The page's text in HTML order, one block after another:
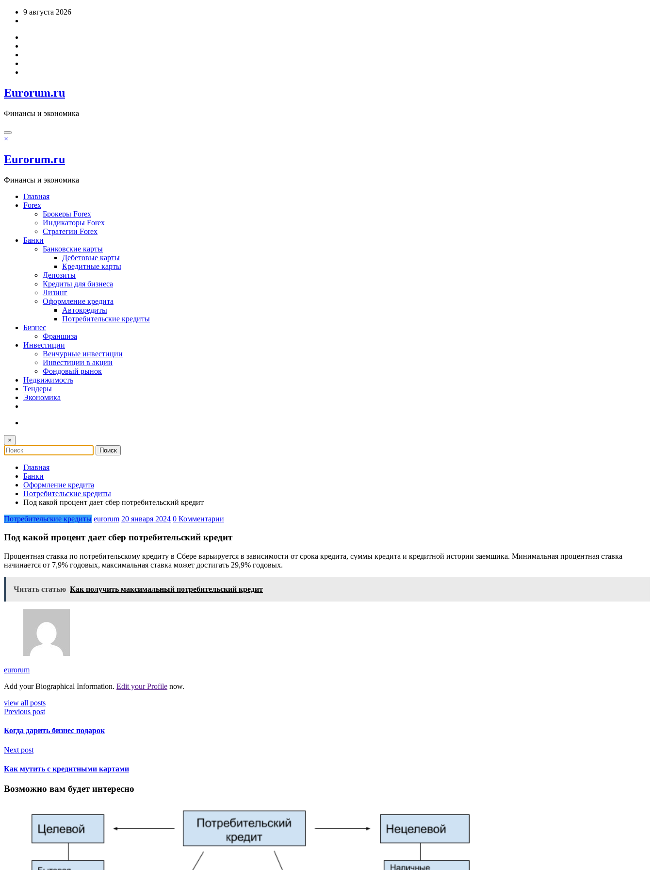
Перейти9 августа 2026
Eurorum.ru
Финансы и экономика
×
Eurorum.ru
Финансы и экономика
Главная
Forex
Брокеры Forex
Индикаторы Forex
Стратегии Forex
Банки
Банковские карты
Дебетовые карты
Кредитные карты
Депозиты
Кредиты для бизнеса
Лизинг
Оформление кредита
Автокредиты
Потребительские кредиты
Бизнес
Франшиза
Инвестиции
Венчурные инвестиции
Инвестиции в акции
Фондовый рынок
Недвижимость
Тендеры
Экономика
×
Главная
Банки
Оформление кредита
Потребительские кредиты
Под какой процент дает сбер потребительский кредит
Потребительские кредиты eurorum 20 января 2024 0 Комментарии
Под какой процент дает сбер потребительский кредит
Процентная ставка по потребительскому кредиту в Сбере варьируется в зависимости от срока кредита, суммы кредита и кредитной истории заемщика. Минимальная процентная ставка
начинается от 7,9% годовых, максимальная ставка может достигать 29,9% годовых.
Читать статью Как получить максимальный потребительский кредит
eurorum
Add your Biographical Information. Edit your Profile now.
view all posts
Previous post
Когда дарить бизнес подарок
Next post
Как мутить с кредитными картами
Возможно вам будет интересно